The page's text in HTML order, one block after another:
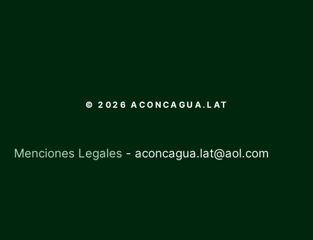
© 2026 ACONCAGUA.LAT
Menciones Legales - aconcagua.lat@aol.com